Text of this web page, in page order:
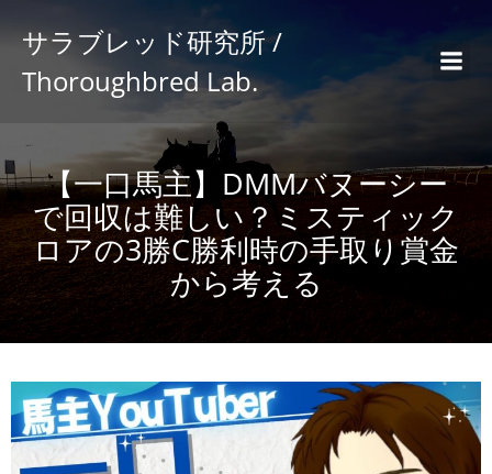
サラブレッド研究所 /
Thoroughbred Lab.
【一口馬主】DMMバヌーシー
で回収は難しい？ミスティック
ロアの3勝C勝利時の手取り賞金
から考える